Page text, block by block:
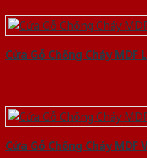
Cửa Gỗ Chống Cháy MDF
Cửa Gỗ Chống Cháy MDF